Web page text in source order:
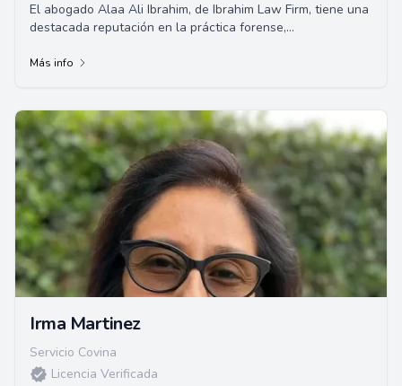
El abogado Alaa Ali Ibrahim, de Ibrahim Law Firm, tiene una
destacada reputación en la práctica forense,
Más info
Irma Martinez
Servicio Covina
Licencia Verificada